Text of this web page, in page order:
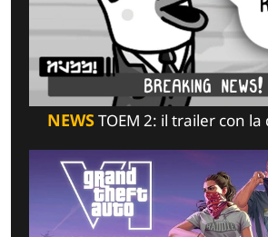
NEWSTOEM 2: il trailer con la